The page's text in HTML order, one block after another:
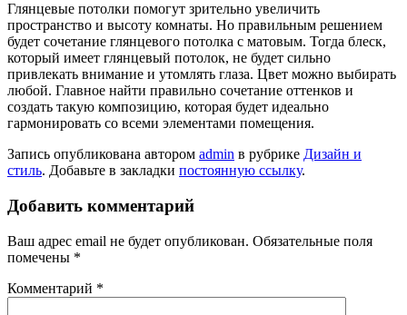
Глянцевые потолки помогут зрительно увеличить
пространство и высоту комнаты. Но правильным решением
будет сочетание глянцевого потолка с матовым. Тогда блеск,
который имеет глянцевый потолок, не будет сильно
привлекать внимание и утомлять глаза. Цвет можно выбирать
любой. Главное найти правильно сочетание оттенков и
создать такую композицию, которая будет идеально
гармонировать со всеми элементами помещения.
Запись опубликована автором admin в рубрике Дизайн и
стиль. Добавьте в закладки постоянную ссылку.
Добавить комментарий
Ваш адрес email не будет опубликован. Обязательные поля
помечены *
Комментарий *